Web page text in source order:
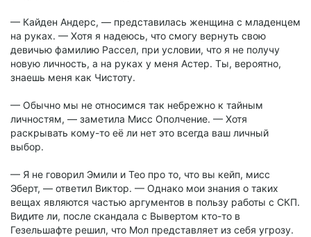
— Кайден Андерс, — представилась женщина с младенцем
на руках. — Хотя я надеюсь, что смогу вернуть свою
девичью фамилию Рассел, при условии, что я не получу
новую личность, а на руках у меня Астер. Ты, вероятно,
знаешь меня как Чистоту.
— Обычно мы не относимся так небрежно к тайным
личностям, — заметила Мисс Ополчение. — Хотя
раскрывать кому-то её ли нет это всегда ваш личный
выбор.
— Я не говорил Эмили и Тео про то, что вы кейп, мисс
Эберт, — ответил Виктор. — Однако мои знания о таких
вещах являются частью аргументов в пользу работы с СКП.
Видите ли, после скандала с Вывертом кто-то в
Гезельшафте решил, что Мол представляет из себя угрозу.